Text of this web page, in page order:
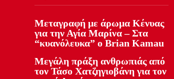
Μεταγραφή με άρωμα Κένυας
για την Αγία Μαρίνα – Στα
“κυανόλευκα” ο Brian Kamau
Μεγάλη πράξη ανθρωπιάς από
τον Τάσο Χατζηγιοβάνη για τον